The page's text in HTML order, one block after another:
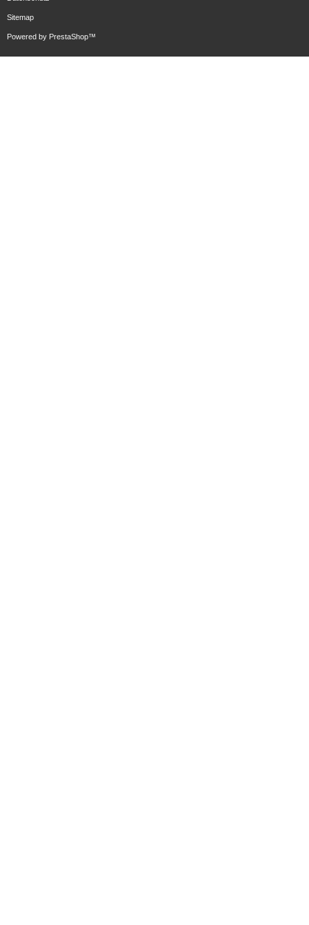
Sitemap
Powered by PrestaShop™